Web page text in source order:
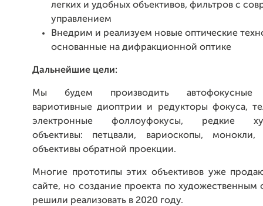
легких и удобных объективов, фильтров с
управлением
Внедрим и реализуем новые оптические
основанные на дифракционной оптике
Дальнейшие цели:
Мы будем производить автофокусные
вариотивные диоптрии и редукторы фокуса,
электронные фоллоуфокусы, редкие
объективы: петцвали, вариоскопы,
объективы обратной проекции.
Многие прототипы этих объективов уже
сайте, но создание проекта по художественным
решили реализовать в 2020 году.